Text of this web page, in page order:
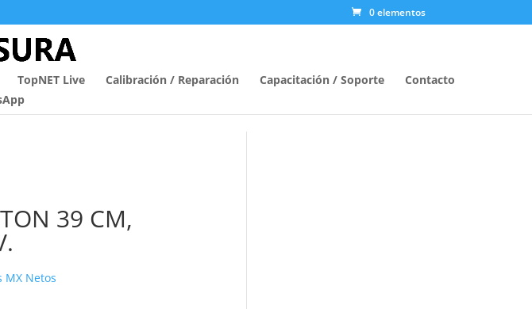
0 elementos
TopNET Live Calibración / Reparación Capacitación / Soporte
Contacto
39 CM,
MX Netos